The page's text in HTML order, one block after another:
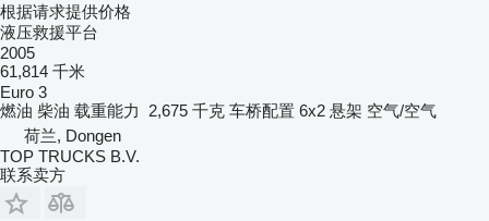
根据请求提供价格
液压救援平台
2005
61,814 千米
Euro 3
燃油 柴油 载重能力 2,675 千克 车桥配置 6x2 悬架 空气/空气
荷兰, Dongen
TOP TRUCKS B.V.
联系卖方